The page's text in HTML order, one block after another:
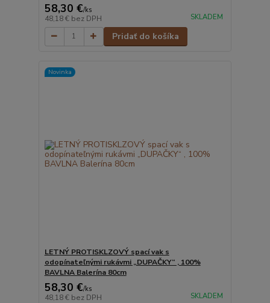
58,30 €/ks
48,18 € bez DPH SKLADEM
Pridať do košíka
Novinka
LETNÝ PROTISKLZOVÝ spací vak s
odopínateľnými rukávmi „DUPAČKY“ , 100%
BAVLNA Balerína 80cm
58,30 €/ks
48,18 € bez DPH SKLADEM